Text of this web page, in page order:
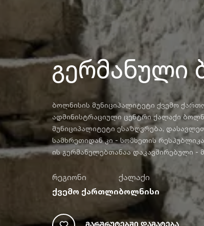
გერმანული
ბოლნისის მუნიციპალიტეტი ქვემო
ადმინისტრაციული ცენტრი ქალაქი
მუნიციპალიტეტი ესაზღვრება,
სამხრეთიდან კი - სომხეთის
ის გერმანელებთანაა დაკავშირებული -
რეგიონი
ქვემო ქართლი
ქალაქი
ბოლნისი